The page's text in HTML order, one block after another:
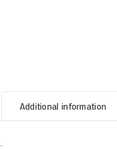
Additional information